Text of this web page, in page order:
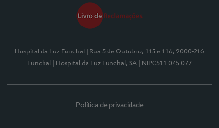
Hospital da Luz Funchal
| Rua 5 de Outubro, 115 e 116, 9000-216
Funchal
| Hospital da Luz Funchal, SA | NIPC511 045 077
Política de privacidade